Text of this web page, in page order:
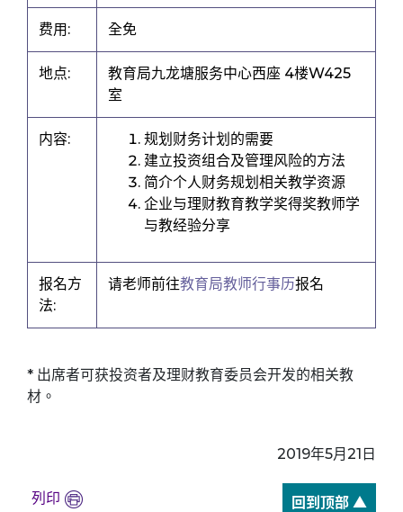
费用: 全免
地点:
教育局九龙塘服务中心西座 4楼W425
室
内容:
规划财务计划的需要
建立投资组合及管理风险的方法
简介个人财务规划相关教学资源
企业与理财教育教学奖得奖教师学
与教经验分享
报名方
法:
请老师前往教育局教师行事历报名
* 出席者可获投资者及理财教育委员会开发的相关教
材。
2019年5月21日
列印 回到顶部 ▲